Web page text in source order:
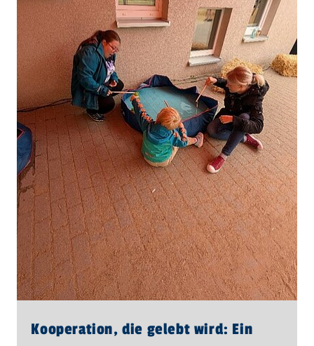
Kooperation, die gelebt wird: Ein